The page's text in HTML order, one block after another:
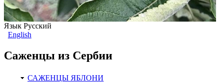
Язык Русский
English
Саженцы из Сербии
САЖЕНЦЫ ЯБЛОНИ